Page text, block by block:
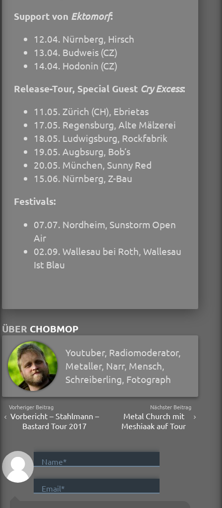
Support von Ektomorf:
12.04. Nürnberg, Hirsch
13.04. Budweis (CZ)
14.04. Hodonin (CZ)
Release-Tour, Special Guest Cry Excess:
11.05. Zürich (CH), Ebrietas
17.05. Regensburg, Alte Mälzerei
18.05. Ludwigsburg, Rockfabrik
19.05. Augbsurg, Bob’s
20.05. München, Sunny Red
15.06. Nürnberg, Z-Bau
Festivals:
07.07. Nordheim, Sunstorm Open
Air
02.09. Wallesau bei Roth, Wallesau
Ist Blau
ÜBER CHOBMOP
Youtuber, Radiomoderator,
Metaller, Narr, Mensch,
Schreiberling, Fotograph
Vorheriger Beitrag
Vorbericht – Stahlmann –
Bastard Tour 2017
Nächster Beitrag
Metal Church mit
Meshiaak auf Tour
Name*
Email*